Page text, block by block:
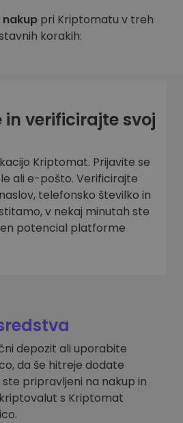
nakuppri Kriptomatu v treh
korakih:
in verificirajte svoj
Kriptomat. Prijavite se
ali e-pošto. Verificirajte
telefonsko številko in
v nekaj minutah ste
potencial platforme
depozit ali uporabite
da še hitreje dodate
pripravljeni na nakup in
s Kriptomat